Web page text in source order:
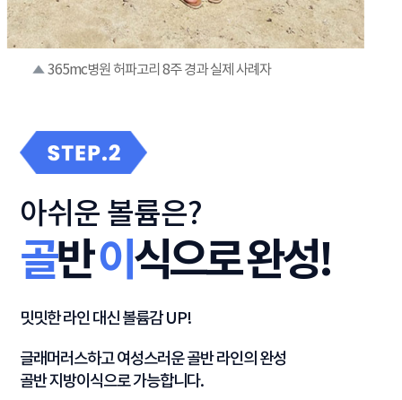
365mc병원 허파고리 8주 경과 실제 사례자
아쉬운 볼륨은?
골반이 식으로 완성!
밋밋한 라인 대신 볼륨감 UP!
글래머러스하고 여성스러운 골반 라인의 완성
골반 지방이식으로 가능합니다.